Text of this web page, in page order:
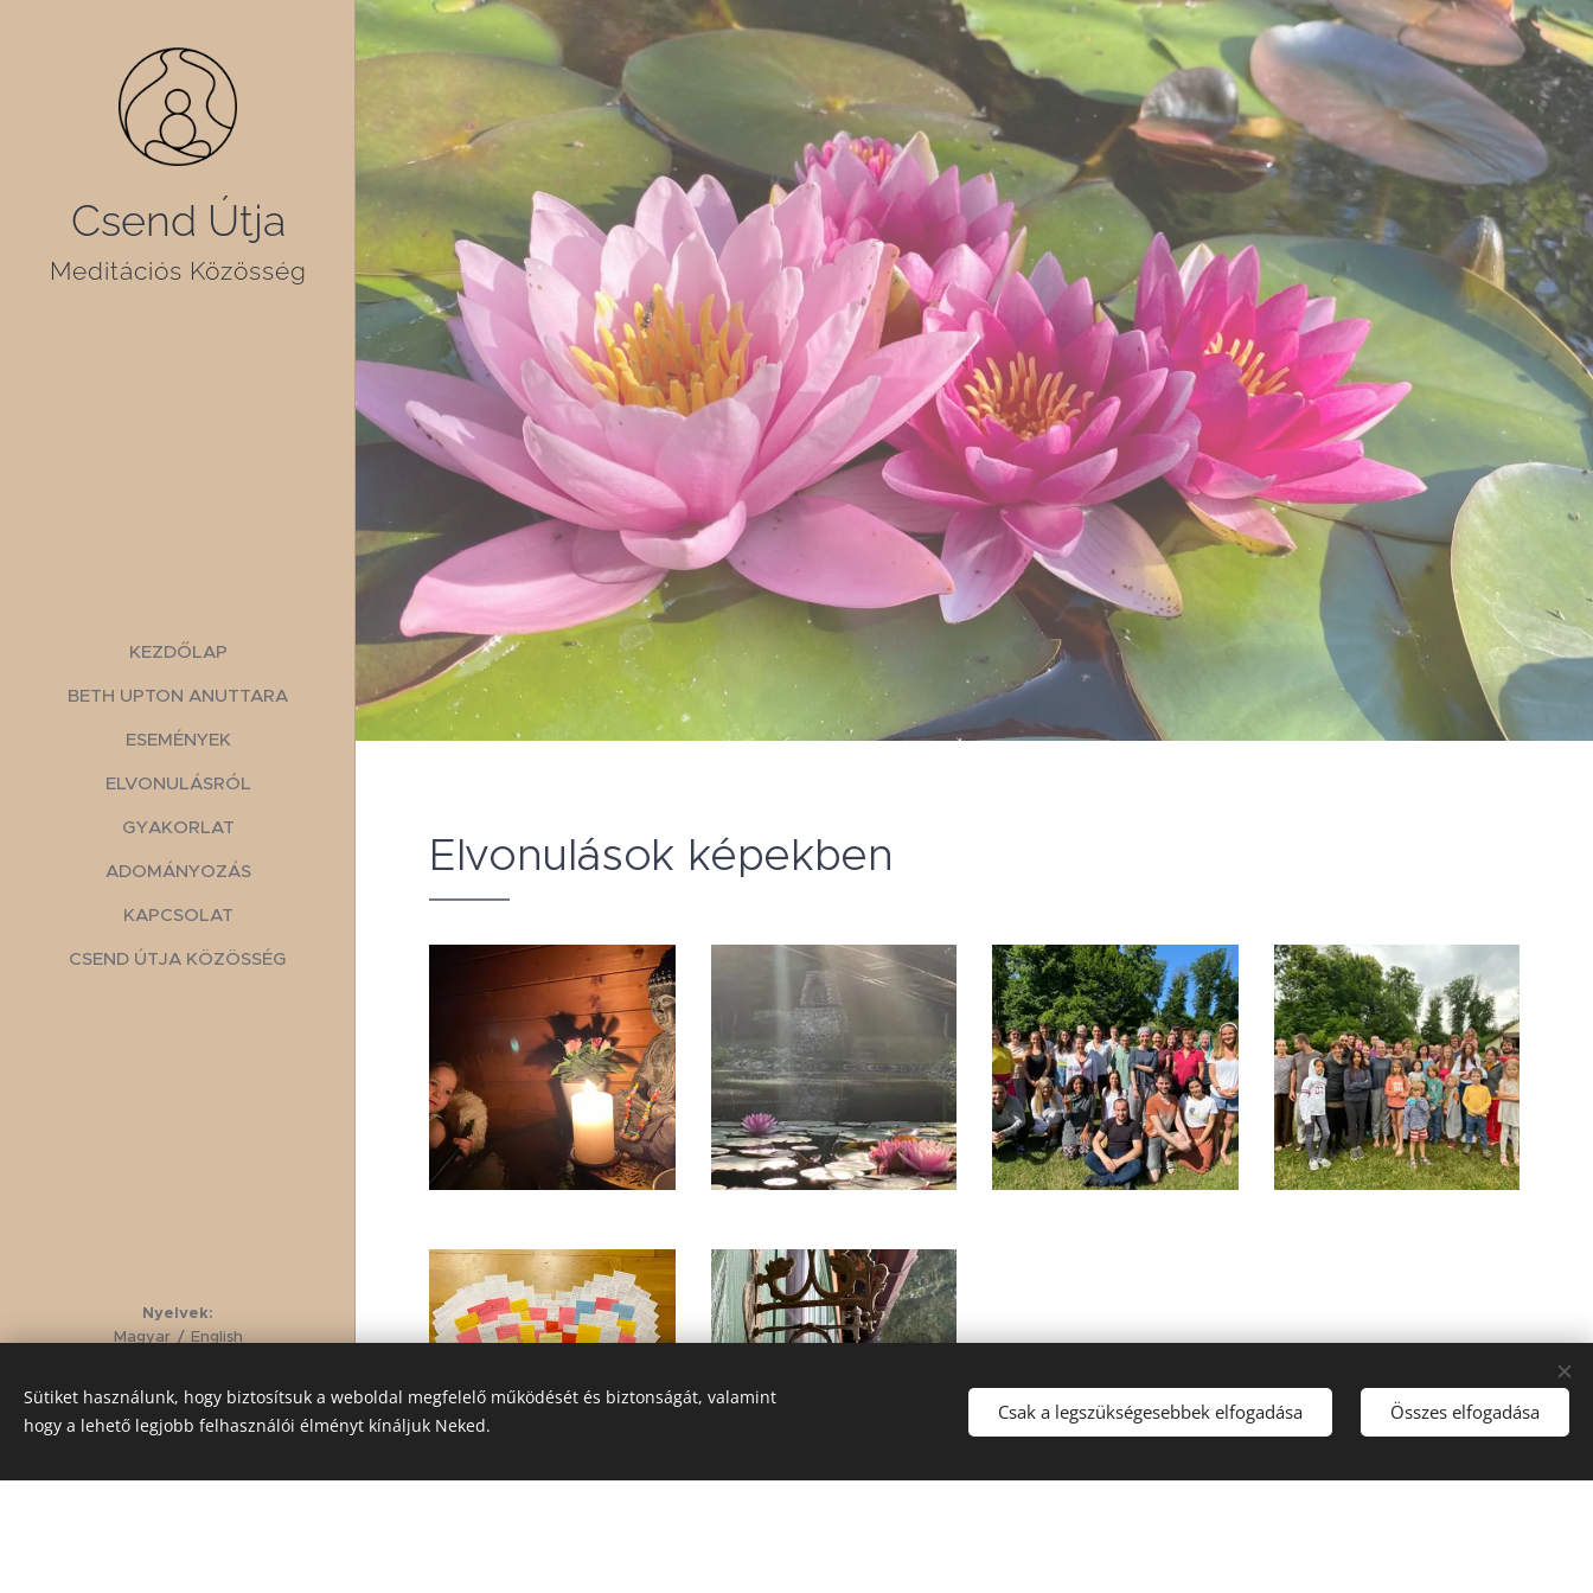
Csend Útja
Meditációs Közösség
KEZDŐLAP
BETH UPTON ANUTTARA
ESEMÉNYEK
ELVONULÁSRÓL
GYAKORLAT
ADOMÁNYOZÁS
KAPCSOLAT
CSEND ÚTJA KÖZÖSSÉG
Elvonulások képekben
Copyright © 2024. Csend Útja
Meditációs Közösség
Nyelvek
Magyar
English
Sütiket használunk, hogy biztosítsuk a weboldal megfelelő működését és biztonságát, valamint
hogy a lehető legjobb felhasználói élményt kínáljuk Neked.
Csak a legszükségesebbek elfogadása Összes elfogadása